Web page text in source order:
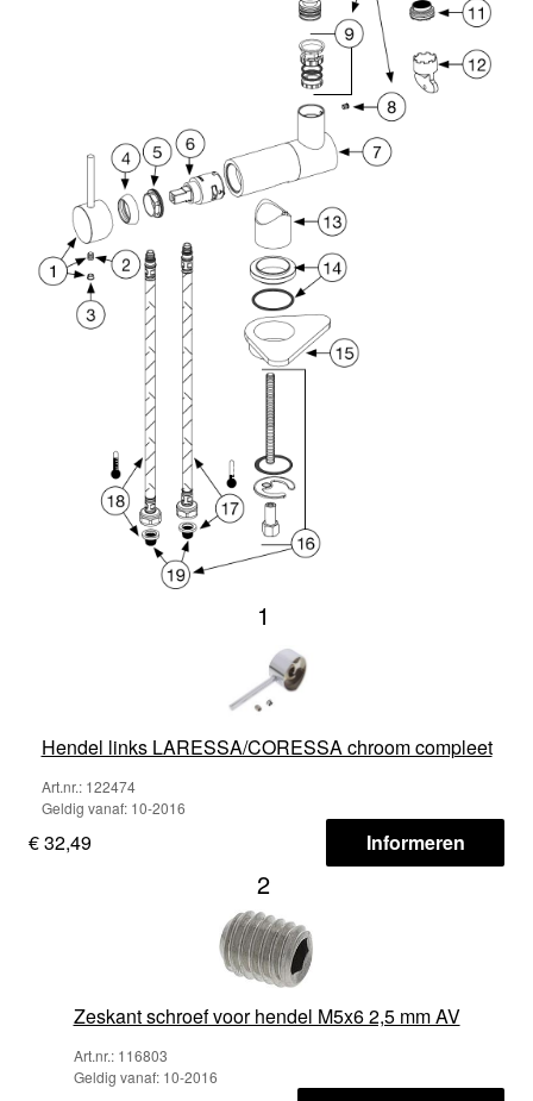
1
Hendel links LARESSA/CORESSA chroom compleet
Art.nr.: 122474
Geldig vanaf: 10-2016
€ 32,49 Informeren
2
Zeskant schroef voor hendel M5x6 2,5 mm AV
Art.nr.: 116803
Geldig vanaf: 10-2016